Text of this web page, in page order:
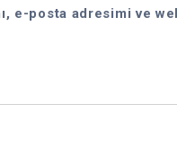
e-posta adresimi ve